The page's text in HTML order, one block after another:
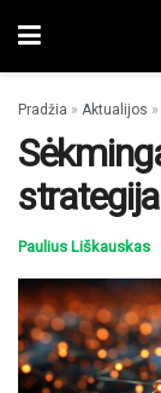
Pradžia » Aktualijos »
Paulius Liškauskas